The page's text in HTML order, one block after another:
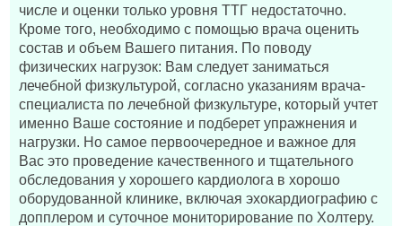
числе и оценки только уровня ТТГ недостаточно.
Кроме того, необходимо с помощью врача оценить
состав и объем Вашего питания. По поводу
физических нагрузок: Вам следует заниматься
лечебной физкультурой, согласно указаниям врача-
специалиста по лечебной физкультуре, который учтет
именно Ваше состояние и подберет упражнения и
нагрузки. Но самое первоочередное и важное для
Вас это проведение качественного и тщательного
обследования у хорошего кардиолога в хорошо
оборудованной клинике, включая эхокардиографию с
допплером и суточное мониторирование по Холтеру.